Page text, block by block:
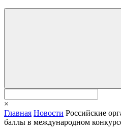
×
Главная Новости Российские
баллы в международном